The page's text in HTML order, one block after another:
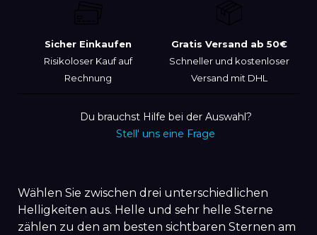
Sicher Einkaufen
Risikoloser Kauf auf
Rechnung
Gratis Versand ab 50€
Schneller und kostenloser
Versand mit DHL
Du brauchst Hilfe bei der Auswahl?
Stell' uns eine Frage
Wählen Sie zwischen drei unterschiedlichen
Helligkeiten aus. Helle und sehr helle Sterne
zählen zu den am besten sichtbaren Sternen am